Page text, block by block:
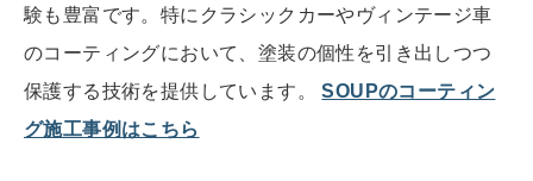
験も豊富です。特にクラシックカーやヴィンテージ車
のコーティングにおいて、塗装の個性を引き出しつつ
保護する技術を提供しています。SOUPのコーティン
グ施工事例はこちら